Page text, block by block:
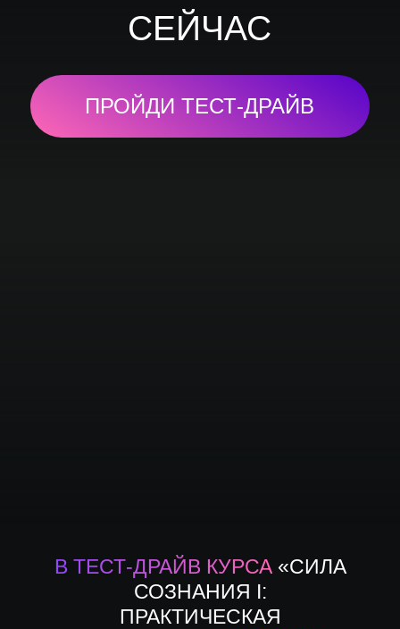
В ТЕСТ-ДРАЙВ КУРСА «СИЛА
СОЗНАНИЯ I:
ПРАКТИЧЕСКАЯ